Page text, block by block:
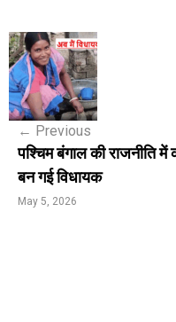
P
o
s
n
a
← Previous
पश्चिम बंगाल की राजनीति में
बन गई विधायक
May 5, 2026